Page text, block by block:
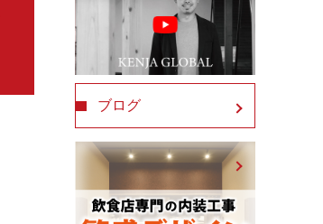
ブログ